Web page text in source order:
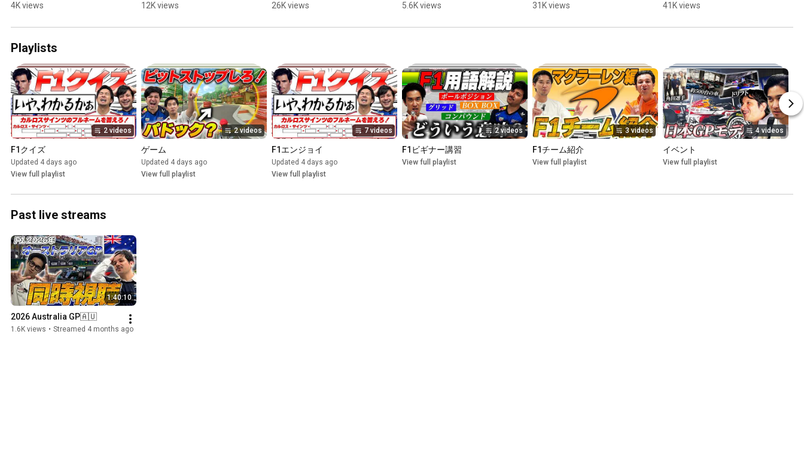
ww#F1
4K views
ルロス・サインツのフ
12K views
きだった【コント】#f1
26K views
事実」とは… #f1
5.6K views
れた時の対処法
31K views
に遭遇した
41K views
Playlists
2 videos
F1クイズ
Updated 4 days ago
View full playlist
2 videos
ゲーム
Updated 4 days ago
View full playlist
7 videos
F1エンジョイ
Updated 4 days ago
View full playlist
2 videos
F1ビギナー講習
View full playlist
3 videos
F1チーム紹介
View full playlist
4 videos
イベント
View full playlist
Past live streams
1:40:10
2026 Australia GP🇦🇺
1.6K views • Streamed 4 months ago